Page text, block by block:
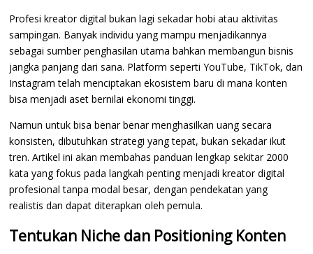
Profesi kreator digital bukan lagi sekadar hobi atau aktivitas
sampingan. Banyak individu yang mampu menjadikannya
sebagai sumber penghasilan utama bahkan membangun bisnis
jangka panjang dari sana. Platform seperti YouTube, TikTok, dan
Instagram telah menciptakan ekosistem baru di mana konten
bisa menjadi aset bernilai ekonomi tinggi.
Namun untuk bisa benar benar menghasilkan uang secara
konsisten, dibutuhkan strategi yang tepat, bukan sekadar ikut
tren. Artikel ini akan membahas panduan lengkap sekitar 2000
kata yang fokus pada langkah penting menjadi kreator digital
profesional tanpa modal besar, dengan pendekatan yang
realistis dan dapat diterapkan oleh pemula.
Tentukan Niche dan Positioning Konten